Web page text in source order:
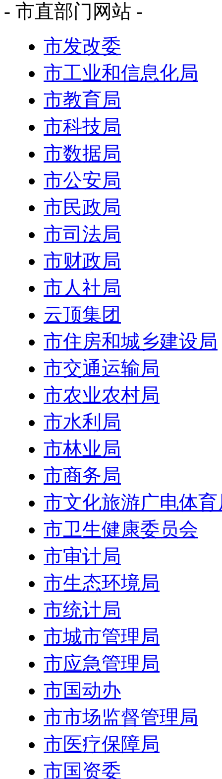
- 市直部门网站 -
市发改委
市工业和信息化局
市教育局
市科技局
市数据局
市公安局
市民政局
市司法局
市财政局
市人社局
云顶集团
市住房和城乡建设局
市交通运输局
市农业农村局
市水利局
市林业局
市商务局
市文化旅游广电体育
市卫生健康委员会
市审计局
市生态环境局
市统计局
市城市管理局
市应急管理局
市国动办
市市场监督管理局
市医疗保障局
市国资委